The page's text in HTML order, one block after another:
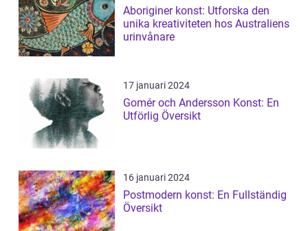
Aboriginer konst: Utforska den
unika kreativiteten hos Australiens
urinvånare
17 januari 2024
Gomér och Andersson Konst: En
Utförlig Översikt
16 januari 2024
Postmodern konst: En Fullständig
Översikt